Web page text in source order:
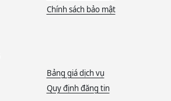
Chính sách bảo mật
Bảng giá dịch vụ
Quy định đăng tin